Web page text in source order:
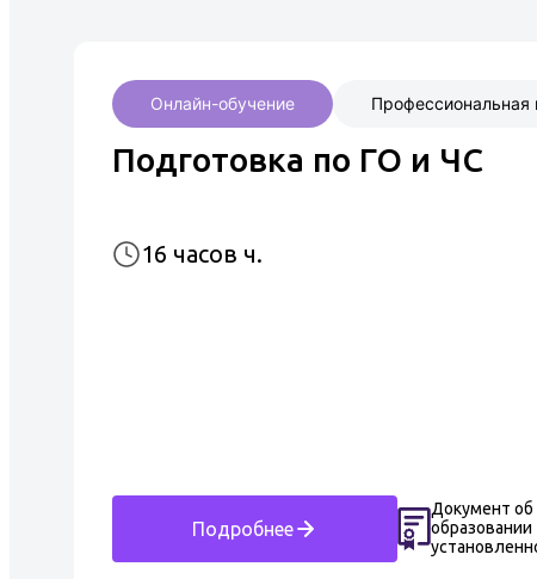
Онлайн-обучение Профессиональная
Подготовка по ГО и ЧС
16 часов ч.
Подробнее
Документ об
образовании